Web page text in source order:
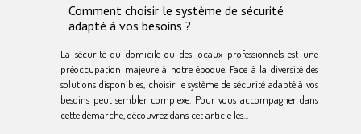
Comment choisir le système de sécurité
adapté à vos besoins ?
La sécurité du domicile ou des locaux professionnels est une
préoccupation majeure à notre époque. Face à la diversité des
solutions disponibles, choisir le système de sécurité adapté à vos
besoins peut sembler complexe. Pour vous accompagner dans
cette démarche, découvrez dans cet article les...